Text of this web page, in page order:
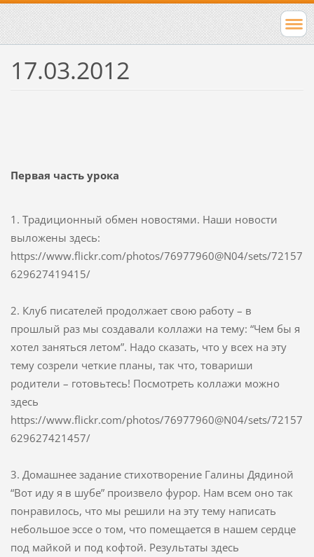
17.03.2012
Первая часть урока
1. Традиционный обмен новостями. Наши новости
выложены здесь:
https://www.flickr.com/photos/76977960@N04/sets/72157
629627419415/
2. Клуб писателей продолжает свою работу – в
прошлый раз мы создавали коллажи на тему: “Чем бы я
хотел заняться летом”. Надо сказать, что у всех на эту
тему созрели четкие планы, так что, товариши
родители – готовьтесь! Посмотреть коллажи можно
здесь
https://www.flickr.com/photos/76977960@N04/sets/72157
629627421457/
3. Домашнее задание стихотворение Галины Дядиной
“Вот иду я в шубе” произвело фурор. Нам всем оно так
понравилось, что мы решили на эту тему написать
небольшое эссе о том, что помещается в нашем сердце
под майкой и под кофтой. Результаты здесь